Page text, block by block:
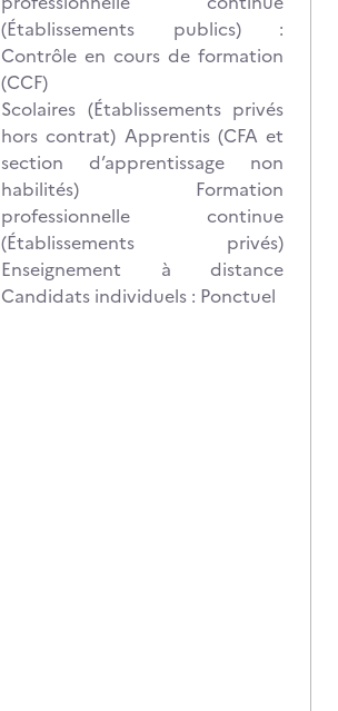
(Établissements publics) :
Contrôle en cours de formation
(CCF)
Scolaires (Établissements privés
hors contrat) Apprentis (CFA et
section d’apprentissage non
habilités) Formation
professionnelle continue
(Établissements privés)
Enseignement à distance
Candidats individuels : Ponctuel